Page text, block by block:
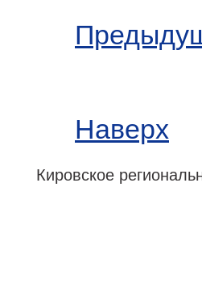
Наверх
Кировское